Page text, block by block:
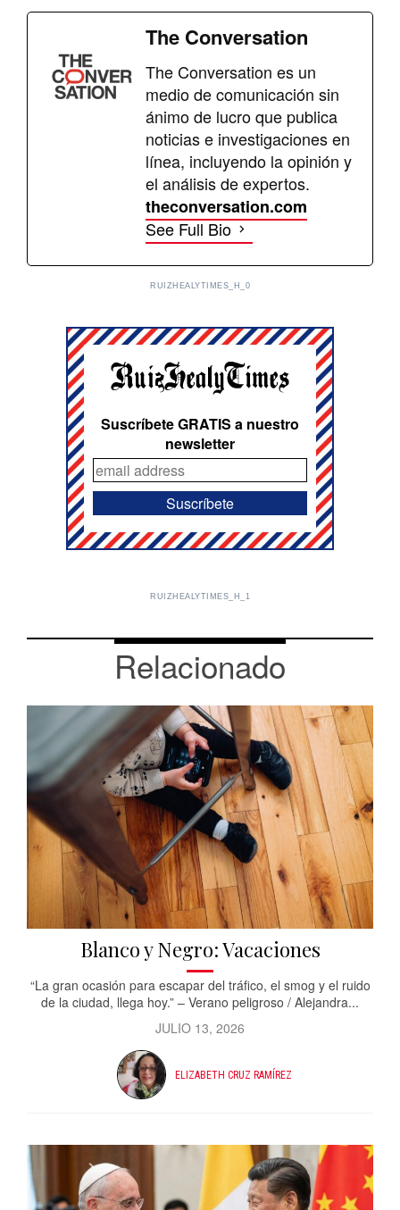
The Conversation
The Conversation es un
medio de comunicación sin
ánimo de lucro que publica
noticias e investigaciones en
línea, incluyendo la opinión y
el análisis de expertos.
theconversation.com
See Full Bio
RUIZHEALYTIMES_H_0
Suscríbete GRATIS a nuestro
newsletter
RUIZHEALYTIMES_H_1
Relacionado
Blanco y Negro: Vacaciones
“La gran ocasión para escapar del tráfico, el smog y el ruido
de la ciudad, llega hoy.” – Verano peligroso / Alejandra...
JULIO 13, 2026
ELIZABETH CRUZ RAMÍREZ